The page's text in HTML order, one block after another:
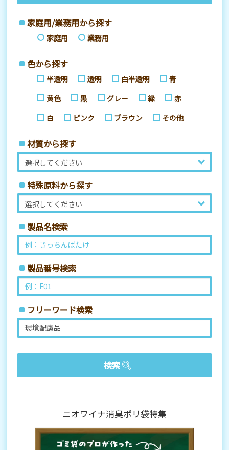
家庭用/業務用から探す
家庭用 業務用
色から探す
半透明 透明 白半透明
青
黄色
黒 グレー 緑
赤
白
ピンク ブラウン その他
材質から探す
特殊原料から探す
製品名検索
製品番号検索
フリーワード検索
ニオワイナ消臭ポリ袋特集